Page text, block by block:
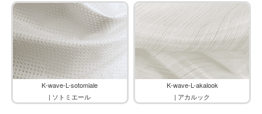
K-wave-L-sotomiale
| ソトミエール
K-wave-L-akalook
| アカルック